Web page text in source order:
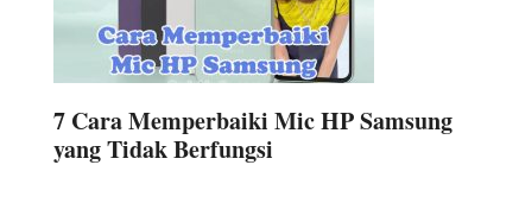
7 Cara Memperbaiki Mic HP Samsung
yang Tidak Berfungsi